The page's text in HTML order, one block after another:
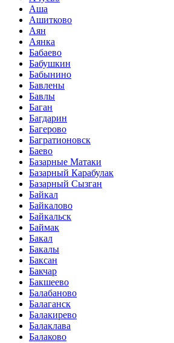
Аша
Ашитково
Аян
Аянка
Бабаево
Бабушкин
Бабынино
Бавлены
Бавлы
Баган
Багдарин
Багерово
Багратионовск
Баево
Базарные Матаки
Базарный Карабулак
Базарный Сызган
Байкал
Байкалово
Байкальск
Баймак
Бакал
Бакалы
Баксан
Бакчар
Бакшеево
Балабаново
Балаганск
Балакирево
Балаклава
Балаково